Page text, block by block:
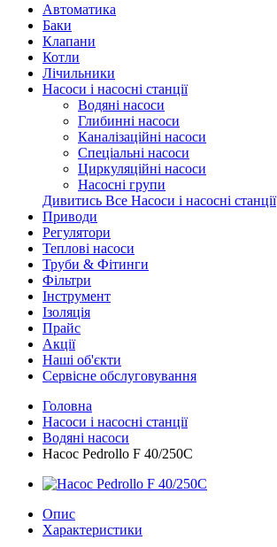
Автоматика
Баки
Клапани
Котли
Лічильники
Насоси і насосні станції
Водяні насоси
Глибинні насоси
Каналізаційні насоси
Спеціальні насоси
Циркуляційні насоси
Насосні групи
Дивитись Все Насоси і насосні станції
Приводи
Регулятори
Теплові насоси
Труби & Фітинги
Фільтри
Інструмент
Ізоляція
Прайс
Акції
Наші об'єкти
Сервісне обслуговування
Головна
Насоси і насосні станції
Водяні насоси
Насос Pedrollo F 40/250C
Опис
Характеристики